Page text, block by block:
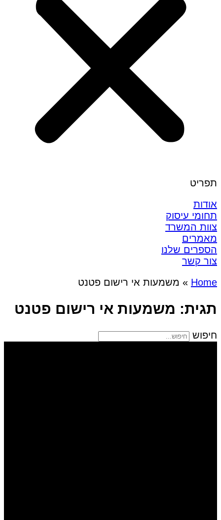
תפריט
אודות
תחומי עיסוק
צוות המשרד
מאמרים
הספרים שלנו
צור קשר
Home
» משמעות אי רישום פטנט
תגית: משמעות אי רישום פטנט
חיפוש